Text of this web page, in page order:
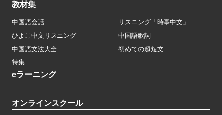
教材集
中国語会話
リスニング「時事中文」
ひよこ中文リスニング
中国語歌詞
中国語文法大全
初めての超短文
特集
eラーニング
オンラインスクール